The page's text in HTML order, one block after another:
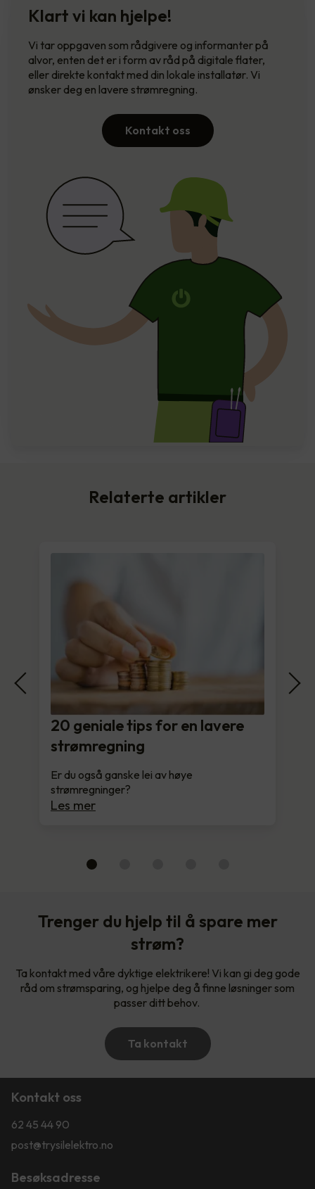
Klart vi kan hjelpe!
Vi tar oppgaven som rådgivere og informanter på
alvor, enten det er i form av råd på digitale flater,
eller direkte kontakt med din lokale installatør. Vi
ønsker deg en lavere strømregning.
Kontakt oss
Relaterte artikler
20 geniale tips for en lavere
strømregning
Er du også ganske lei av høye
strømregninger?
Les mer
Trenger du hjelp til å spare mer
strøm?
Ta kontakt med våre dyktige elektrikere! Vi kan gi deg gode
råd om strømsparing, og hjelpe deg å finne løsninger som
passer ditt behov.
Ta kontakt
Kontakt oss
62 45 44 90
post@trysilelektro.no
Besøksadresse